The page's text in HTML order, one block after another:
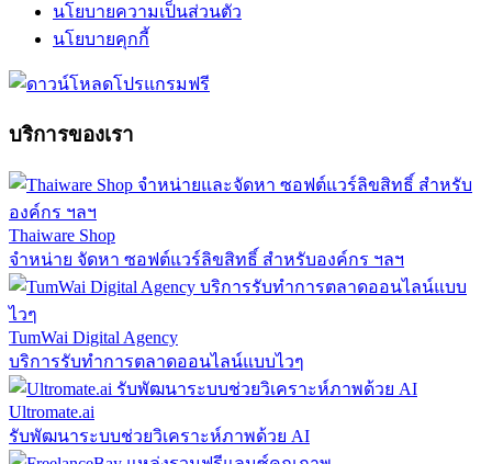
นโยบายความเป็นส่วนตัว
นโยบายคุกกี้
บริการของเรา
Thaiware Shop
จำหน่าย จัดหา ซอฟต์แวร์ลิขสิทธิ์ สำหรับองค์กร ฯลฯ
TumWai Digital Agency
บริการรับทำการตลาดออนไลน์แบบไวๆ
Ultromate.ai
รับพัฒนาระบบช่วยวิเคราะห์ภาพด้วย AI